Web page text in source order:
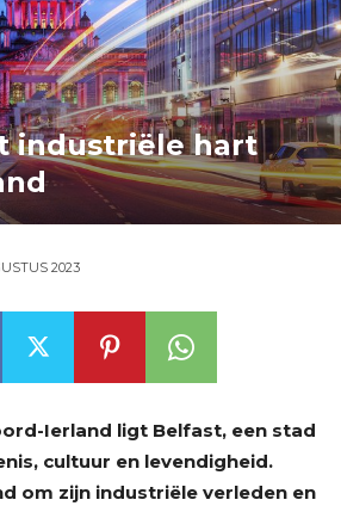
industriële hart
2023
Ierland ligt Belfast, een stad
cultuur en levendigheid.
om zijn industriële verleden en